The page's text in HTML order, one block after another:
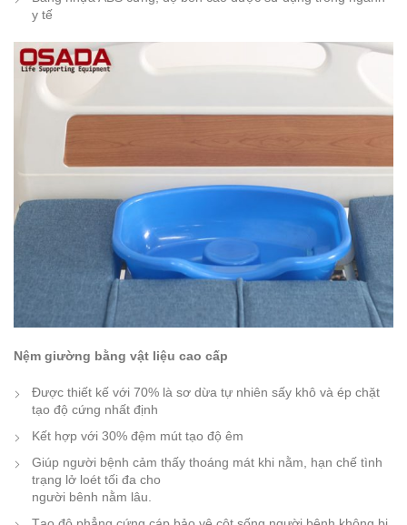
y tế
Nệm giường bằng vật liệu cao cấp
Được thiết kế với 70% là sơ dừa tự nhiên sấy khô và ép chặt
tạo độ cứng nhất định
Kết hợp với 30% đệm mút tạo độ êm
Giúp người bệnh cảm thấy thoáng mát khi nằm, hạn chế tình
trạng lở loét tối đa cho
người bênh nằm lâu.